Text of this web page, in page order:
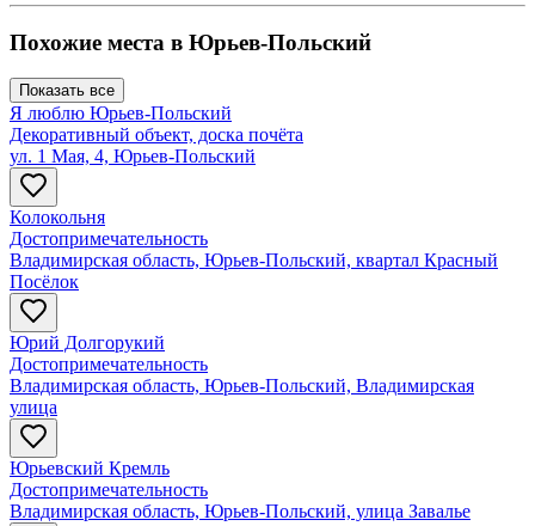
Похожие места в Юрьев-Польский
Показать все
Я люблю Юрьев-Польский
Декоративный объект, доска почёта
ул. 1 Мая, 4, Юрьев-Польский
Колокольня
Достопримечательность
Владимирская область, Юрьев-Польский, квартал Красный
Посёлок
Юрий Долгорукий
Достопримечательность
Владимирская область, Юрьев-Польский, Владимирская
улица
Юрьевский Кремль
Достопримечательность
Владимирская область, Юрьев-Польский, улица Завалье